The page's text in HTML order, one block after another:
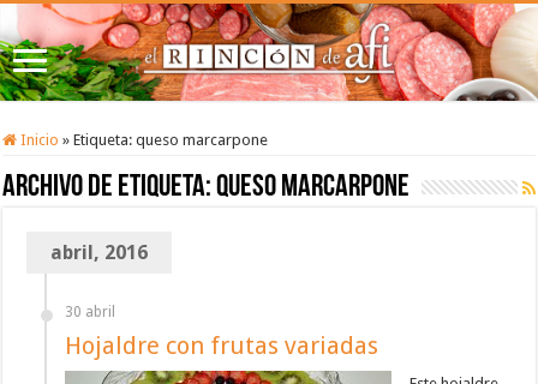
Inicio » Etiqueta:queso marcarpone
Archivo de etiqueta:queso marcarpone
abril, 2016
30 abril
Hojaldre con frutas variadas